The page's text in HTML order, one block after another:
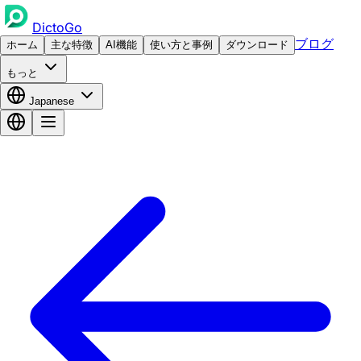
DictoGo
ホーム 主な特徴 AI機能 使い方と事例 ダウンロード ブログ
もっと
Japanese